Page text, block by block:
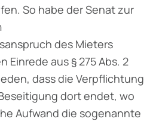
So habe der Senat zur
des Mieters
aus § 275 Abs. 2
dass die Verpflichtung
dort endet, wo
Aufwand die sogenannte